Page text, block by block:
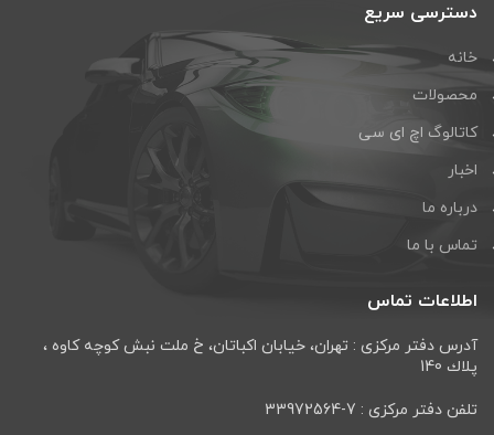
دسترسی سریع
خانه
محصولات
کاتالوگ اچ ای سی
اخبار
درباره ما
تماس با ما
اطلاعات تماس
آدرس دفتر مرکزی : تهران، خيابان اكباتان، خ ملت نبش كوچه كاوه ،
پلاك 140
تلفن دفتر مرکزی : 7-33972564